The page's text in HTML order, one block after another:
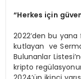
“Herkes için gü
2022’den bu yana
kutlayan ve
Bulunanlar
kripto